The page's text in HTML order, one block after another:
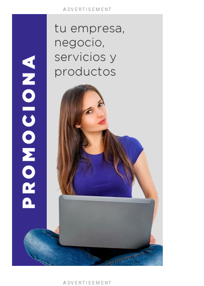
ADVERTISEMENT
ADVERTISEMENT